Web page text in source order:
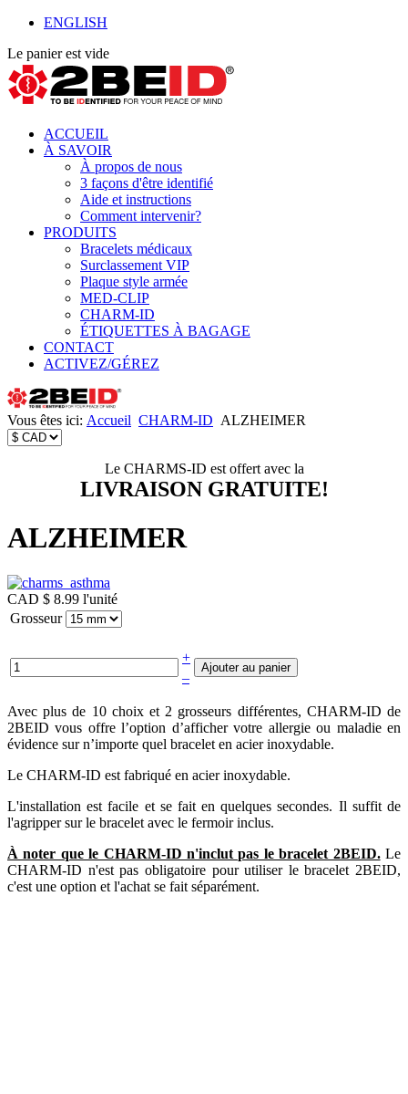
ENGLISH
Le panier est vide
ACCUEIL
À SAVOIR
À propos de nous
3 façons d'être identifié
Aide et instructions
Comment intervenir?
PRODUITS
Bracelets médicaux
Surclassement VIP
Plaque style armée
MED-CLIP
CHARM-ID
ÉTIQUETTES À BAGAGE
CONTACT
ACTIVEZ/GÉREZ
Vous êtes ici: Accueil CHARM-ID ALZHEIMER
Le CHARMS-ID est offert avec la
LIVRAISON GRATUITE!
ALZHEIMER
CAD $ 8.99 l'unité
Grosseur
+
–
Avec plus de 10 choix et 2 grosseurs différentes, CHARM-ID de
2BEID vous offre l’option d’afficher votre allergie ou maladie en
évidence sur n’importe quel bracelet en acier inoxydable.
Le CHARM-ID est fabriqué en acier inoxydable.
L'installation est facile et se fait en quelques secondes. Il suffit de
l'agripper sur le bracelet avec le fermoir inclus.
À noter que le CHARM-ID n'inclut pas le bracelet 2BEID.Le
CHARM-ID n'est pas obligatoire pour utiliser le bracelet 2BEID,
c'est une option et l'achat se fait séparément.